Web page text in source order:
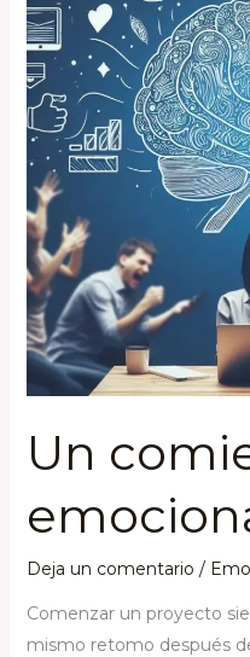
Un
Deja un comentario /
Comenzar un proyecto
mismo retomo después